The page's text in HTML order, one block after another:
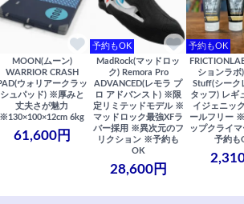
MOON(ムーン)
WARRIOR CRASH
ウォリアークラッ
シュパッド) ※厚みと
丈夫さが魅力
※130×100×12cm 6kg
61,600円
予約もOK
MadRock(マッドロッ
ク) Remora Pro
ADVANCED(レモラ プ
ロ アドバンスト) ※限
定リミテッドモデル ※
マッドロック最強XFラ
バー採用 ※異次元のフ
リクション ※予約も
OK
28,600円
予約もOK
ションラボ
Stuff(シーク
タッフ) レギ
イジェニッ
ールフリー
ップクライ
予約も